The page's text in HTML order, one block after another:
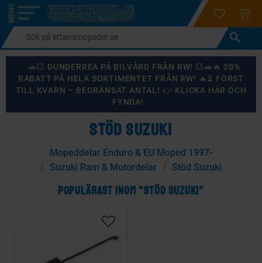
Meny
login
🚗💥 DUNDERREA PÅ BILVÅRD FRÅN RW! 💥🚗🔥 20%
RABATT PÅ HELA SORTIMENTET FRÅN RW! 🔥⏳ FÖRST
TILL KVARN – BEGRÄNSAT ANTAL! 👉 KLICKA HÄR OCH
FYNDA!
STÖD SUZUKI
Mopeddelar Enduro & EU Moped 1997-
Suzuki Ram & Motordelar
Stöd Suzuki
POPULÄRAST INOM "STÖD SUZUKI"